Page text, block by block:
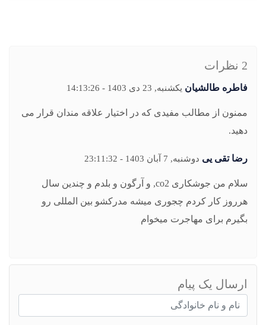
2 نظرات
فاطره طالشیان یکشنبه, 23 دی 1403 - 14:13:26
ممنون از مطالب مفیدی که در اختیار علاقه مندان قرار می
دهید.
رضا تقی یی دوشنبه, 7 آبان 1403 - 23:11:32
سلام من جوشکاری co2, و آرگون و بلدم و چندین سال
هرروز کار کردم چجوری میشه مدرکشو بین المللی رو
بگیرم برای مهاجرت میخوام
ارسال یک پیام